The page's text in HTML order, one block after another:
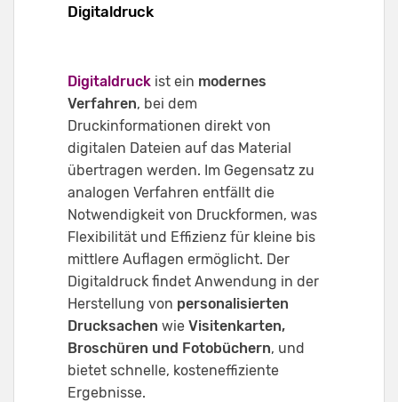
Digitaldruck
Digitaldruck ist ein modernes
Verfahren, bei dem
Druckinformationen direkt von
digitalen Dateien auf das Material
übertragen werden. Im Gegensatz zu
analogen Verfahren entfällt die
Notwendigkeit von Druckformen, was
Flexibilität und Effizienz für kleine bis
mittlere Auflagen ermöglicht. Der
Digitaldruck findet Anwendung in der
Herstellung von personalisierten
Drucksachen wie Visitenkarten,
Broschüren und Fotobüchern, und
bietet schnelle, kosteneffiziente
Ergebnisse.